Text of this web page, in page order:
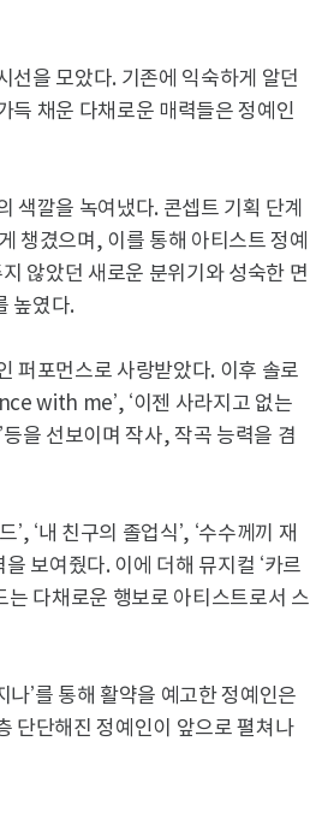
선을 모았다. 기존에 익숙하게 알던
득 채운 다채로운 매력들은 정예인
색깔을 녹여냈다. 콘셉트 기획 단계
챙겼으며, 이를 통해 아티스트 정예
않았던 새로운 분위기와 성숙한 면
높였다.
퍼포먼스로 사랑받았다. 이후 솔로
with me’, ‘이젠 사라지고 없는
을 선보이며 작사, 작곡 능력을 겸
‘내 친구의 졸업식’, ‘수수께끼 재
보여줬다. 이에 더해 뮤지컬 ‘카르
는 다채로운 행보로 아티스트로서 스
나’를 통해 활약을 예고한 정예인은
단단해진 정예인이 앞으로 펼쳐나